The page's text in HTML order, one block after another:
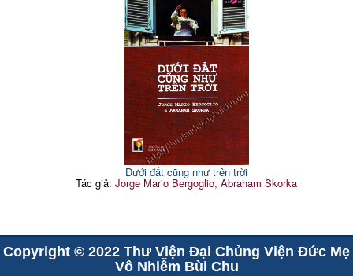
Dưới đất cũng như trên trời
Tác giả: Jorge Mario Bergoglio, Abraham Skorka
Copyright © 2022 Thư Viện Đại Chủng Viện Đức Mẹ
Vô Nhiễm Bùi Chu